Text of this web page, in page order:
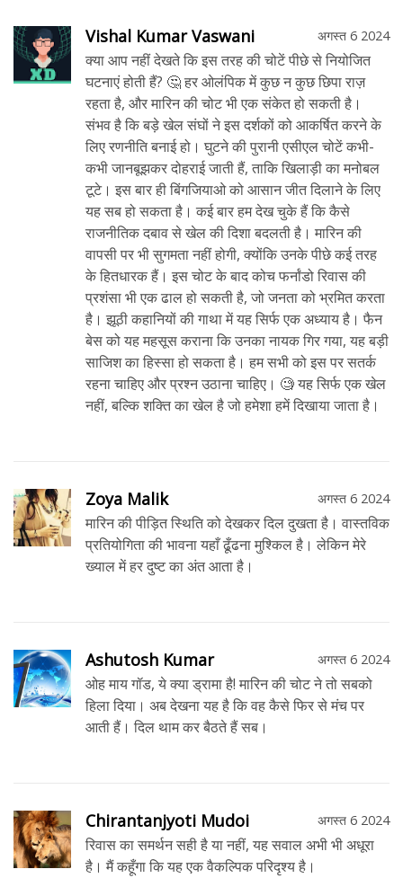
Vishal Kumar Vaswani अगस्त 6 2024
क्या आप नहीं देखते कि इस तरह की चोटें पीछे से नियोजित
घटनाएं होती हैं? 🤔 हर ओलंपिक में कुछ न कुछ छिपा राज़
रहता है, और मारिन की चोट भी एक संकेत हो सकती है।
संभव है कि बड़े खेल संघों ने इस दर्शकों को आकर्षित करने के
लिए रणनीति बनाई हो। घुटने की पुरानी एसीएल चोटें कभी-
कभी जानबूझकर दोहराई जाती हैं, ताकि खिलाड़ी का मनोबल
टूटे। इस बार ही बिंगजियाओ को आसान जीत दिलाने के लिए
यह सब हो सकता है। कई बार हम देख चुके हैं कि कैसे
राजनीतिक दबाव से खेल की दिशा बदलती है। मारिन की
वापसी पर भी सुगमता नहीं होगी, क्योंकि उनके पीछे कई तरह
के हितधारक हैं। इस चोट के बाद कोच फर्नांडो रिवास की
प्रशंसा भी एक ढाल हो सकती है, जो जनता को भ्रमित करता
है। झूठी कहानियों की गाथा में यह सिर्फ एक अध्याय है। फैन
बेस को यह महसूस कराना कि उनका नायक गिर गया, यह बड़ी
साजिश का हिस्सा हो सकता है। हम सभी को इस पर सतर्क
रहना चाहिए और प्रश्न उठाना चाहिए। 🧐 यह सिर्फ एक खेल
नहीं, बल्कि शक्ति का खेल है जो हमेशा हमें दिखाया जाता है।
Zoya Malik अगस्त 6 2024
मारिन की पीड़ित स्थिति को देखकर दिल दुखता है। वास्तविक
प्रतियोगिता की भावना यहाँ ढूँढना मुश्किल है। लेकिन मेरे
ख्याल में हर दुष्ट का अंत आता है।
Ashutosh Kumar अगस्त 6 2024
ओह माय गॉड, ये क्या ड्रामा है! मारिन की चोट ने तो सबको
हिला दिया। अब देखना यह है कि वह कैसे फिर से मंच पर
आती हैं। दिल थाम कर बैठते हैं सब।
Chirantanjyoti Mudoi अगस्त 6 2024
रिवास का समर्थन सही है या नहीं, यह सवाल अभी भी अधूरा
है। मैं कहूँगा कि यह एक वैकल्पिक परिदृश्य है।